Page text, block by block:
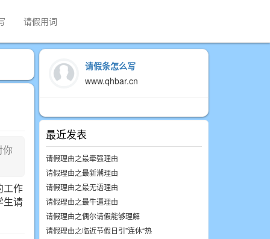
请假用词
你
工作
生请
请假条怎么写
www.qhbar.cn
最近发表
请假理由之最牵强理由
请假理由之最新潮理由
请假理由之最无语理由
请假理由之最牛逼理由
请假理由之偶尔请假能够理解
请假理由之临近节假日引”连休“热